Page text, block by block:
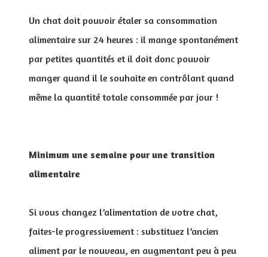
Un chat doit pouvoir étaler sa consommation
alimentaire sur 24 heures : il mange spontanément
par petites quantités et il doit donc pouvoir
manger quand il le souhaite en contrôlant quand
même la quantité totale consommée par jour !
Minimum une semaine pour une transition
alimentaire
Si vous changez l’alimentation de votre chat,
faites-le progressivement : substituez l’ancien
aliment par le nouveau, en augmentant peu à peu